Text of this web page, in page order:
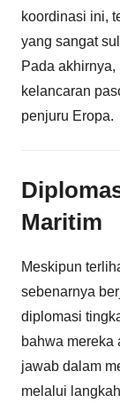
koordinasi ini,
yang sangat
Pada
kelancaran
penjuru Eropa.
Maritim
Meskipun
sebenarnya
diplomasi
bahwa mereka
jawab dalam
melalui langkah